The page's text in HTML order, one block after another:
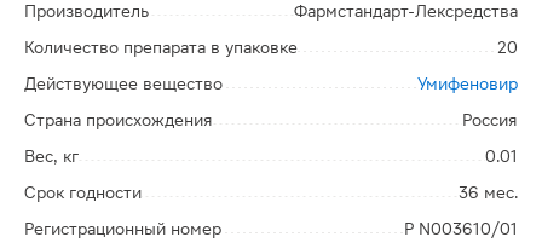
Производитель
Фармстандарт-Лексредства
Количество препарата в упаковке
20
Действующее вещество
Умифеновир
Страна происхождения
Россия
Вес, кг
0.01
Срок годности
36 мес.
Регистрационный номер
Р N003610/01